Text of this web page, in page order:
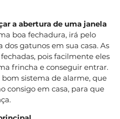
a abertura de uma janela
boa fechadura, irá pelo
gatunos em sua casa. As
pois facilmente eles
frincha e conseguir entrar.
sistema de alarme, que
consigo em casa, para que